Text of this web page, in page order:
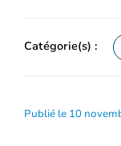
Catégorie(s) :
Publié le 10